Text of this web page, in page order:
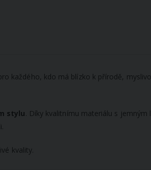
každého, kdo má blízko k přírodě,
stylu. Díky kvalitnímu materiálu s
kvality.